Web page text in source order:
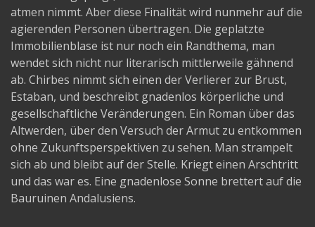
atmen nimmt. Aber diese Finalität wird nunmehr auf die
agierenden Personen übertragen. Die geplatzte
Immobilienblase ist nur noch ein Randthema, man
wendet sich nicht nur literarisch mittlerweile gähnend
ab. Chirbes nimmt sich einen der Verlierer zur Brust,
Estaban, und beschreibt gnadenlos körperliche und
gesellschaftliche Veränderungen. Ein Roman über das
Altwerden, über den Versuch der Armut zu entkommen
ohne Zukunftsperspektiven zu sehen. Man strampelt
sich ab und bleibt auf der Stelle. Kriegt einen Arschtritt
und das war es. Eine gnadenlose Sonne brettert auf die
Bauruinen Andalusiens.